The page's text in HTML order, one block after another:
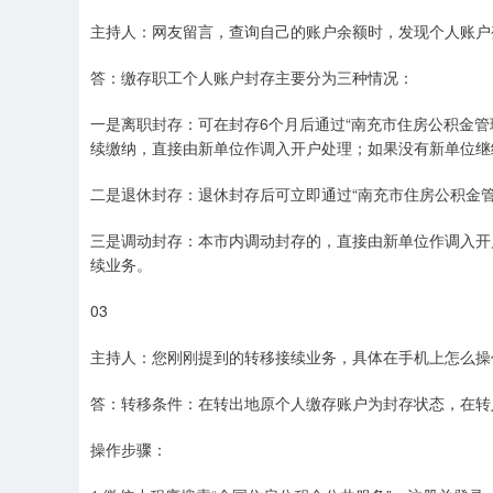
主持人：网友留言，查询自己的账户余额时，发现个人账
答：缴存职工个人账户封存主要分为三种情况：
一是离职封存：可在封存6个月后通过“南充市住房公积金
续缴纳，直接由新单位作调入开户处理；如果没有新单位
二是退休封存：退休封存后可立即通过“南充市住房公积金
三是调动封存：本市内调动封存的，直接由新单位作调入
续业务。
03
主持人：您刚刚提到的转移接续业务，具体在手机上怎么
答：转移条件：在转出地原个人缴存账户为封存状态，在
操作步骤：